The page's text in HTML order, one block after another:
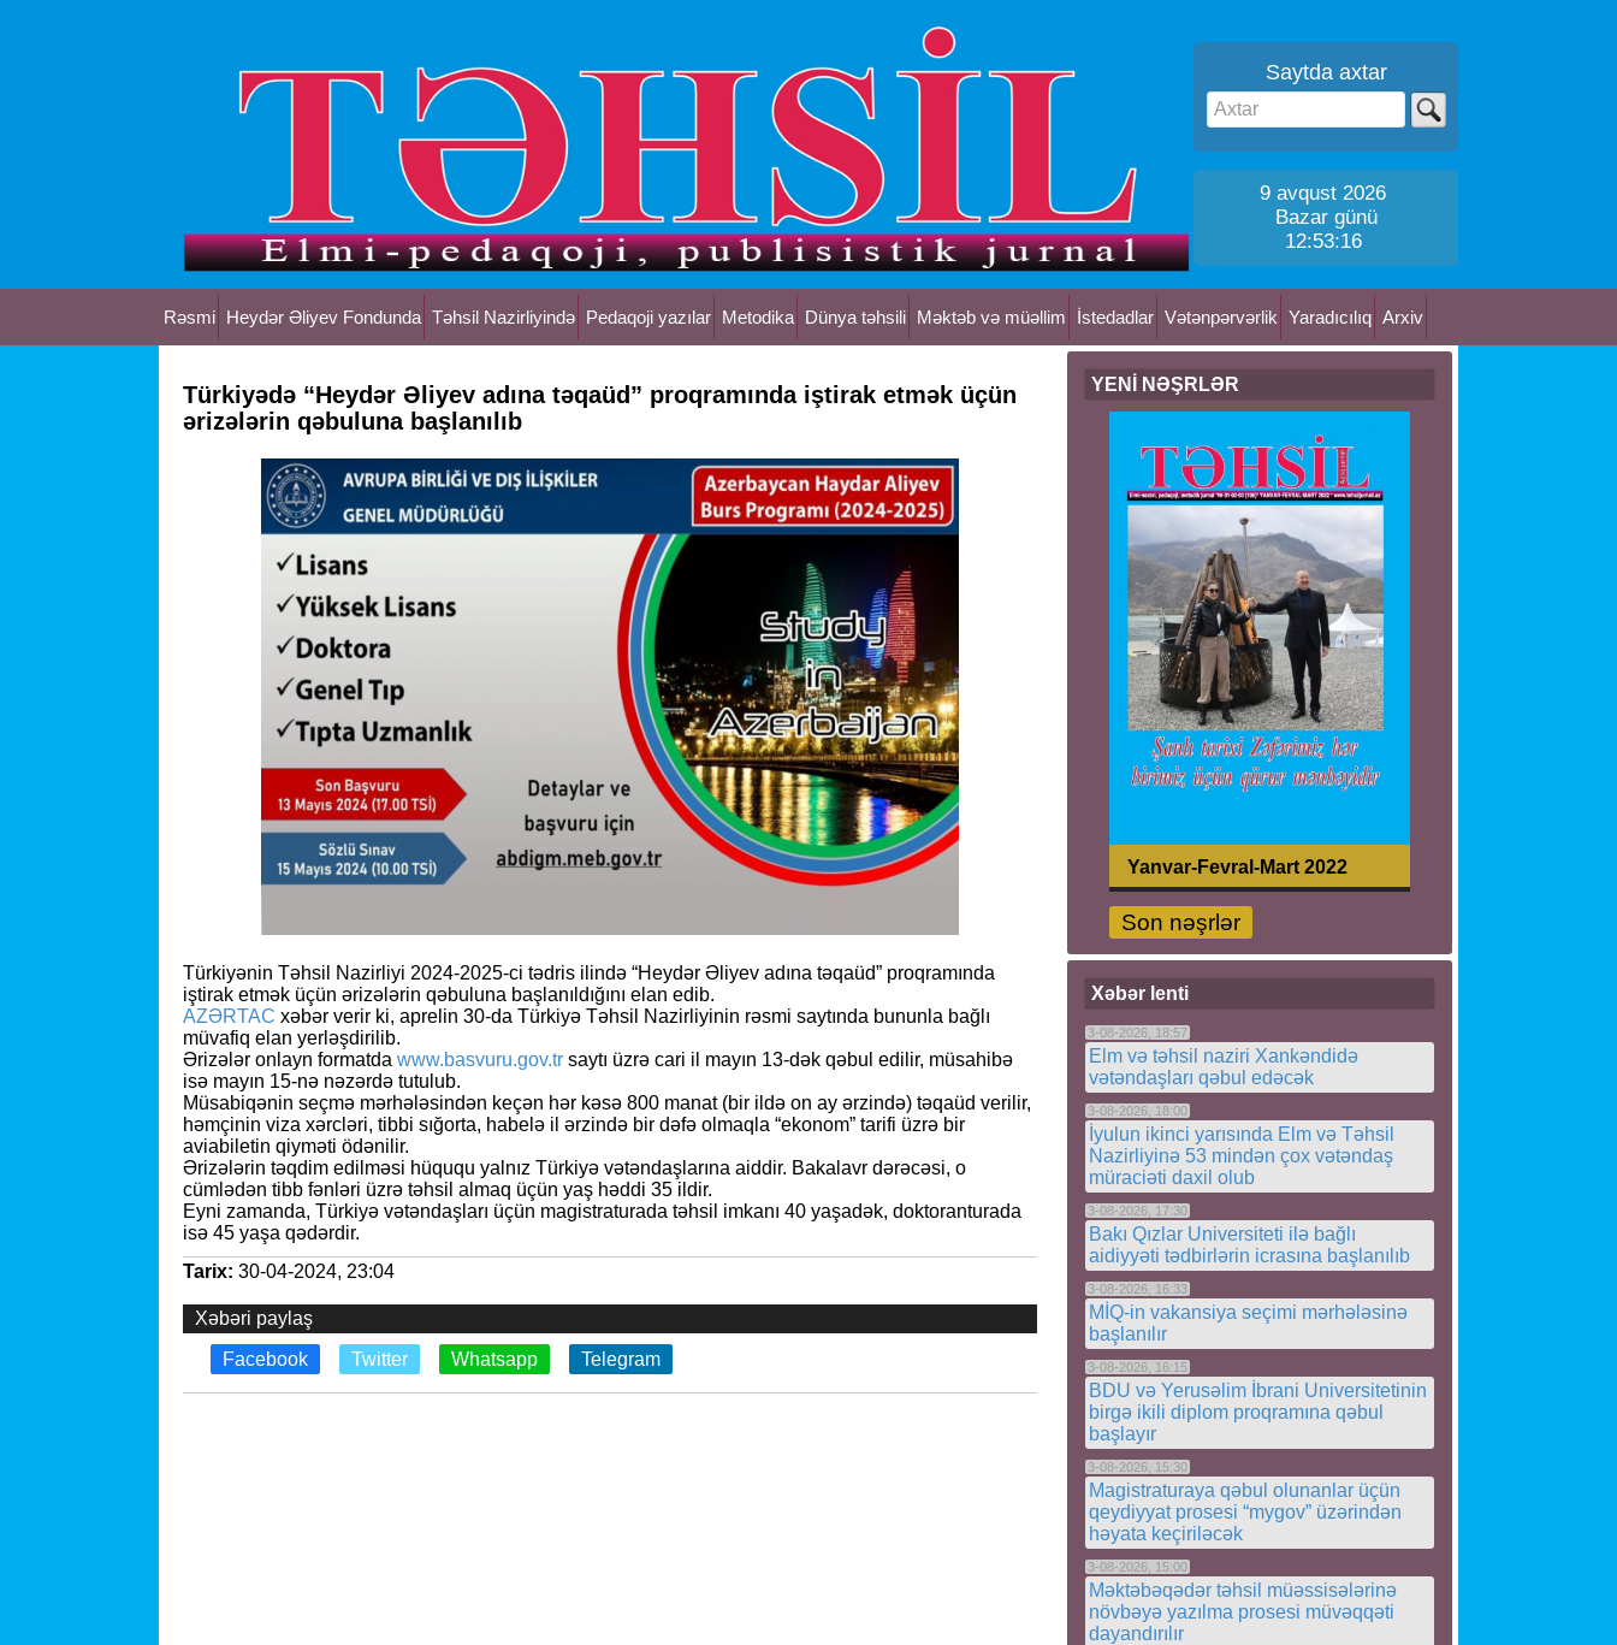
Saytda axtar
9 avqust 2026
Bazar günü
12:53:17
Rəsmi Heydər Əliyev Fondunda Təhsil Nazirliyində Pedaqoji yazılar Metodika Dünya təhsili Məktəb və müəllim İstedadlar Vətənpərvərlik Yaradıcılıq Arxiv
Türkiyədə “Heydər Əliyev adına təqaüd” proqramında iştirak etmək üçün
ərizələrin qəbuluna başlanılıb
Türkiyənin Təhsil Nazirliyi 2024-2025-ci tədris ilində “Heydər Əliyev adına təqaüd” proqramında
iştirak etmək üçün ərizələrin qəbuluna başlanıldığını elan edib.
AZƏRTAC xəbər verir ki, aprelin 30-da Türkiyə Təhsil Nazirliyinin rəsmi saytında bununla bağlı
müvafiq elan yerləşdirilib.
Ərizələr onlayn formatda www.basvuru.gov.tr saytı üzrə cari il mayın 13-dək qəbul edilir, müsahibə
isə mayın 15-nə nəzərdə tutulub.
Müsabiqənin seçmə mərhələsindən keçən hər kəsə 800 manat (bir ildə on ay ərzində) təqaüd verilir,
həmçinin viza xərcləri, tibbi sığorta, habelə il ərzində bir dəfə olmaqla “ekonom” tarifi üzrə bir
aviabiletin qiyməti ödənilir.
Ərizələrin təqdim edilməsi hüququ yalnız Türkiyə vətəndaşlarına aiddir. Bakalavr dərəcəsi, o
cümlədən tibb fənləri üzrə təhsil almaq üçün yaş həddi 35 ildir.
Eyni zamanda, Türkiyə vətəndaşları üçün magistraturada təhsil imkanı 40 yaşadək, doktoranturada
isə 45 yaşa qədərdir.
Tarix: 30-04-2024, 23:04
Xəbəri paylaş
Facebook
Twitter Whatsapp Telegram
YENİ NƏŞRLƏR
Yanvar-Fevral-Mart 2022
Son nəşrlər
Xəbər lenti
3-08-2026, 18:57
Elm və təhsil naziri Xankəndidə
vətəndaşları qəbul edəcək
3-08-2026, 18:00
İyulun ikinci yarısında Elm və Təhsil
Nazirliyinə 53 mindən çox vətəndaş
müraciəti daxil olub
3-08-2026, 17:30
Bakı Qızlar Universiteti ilə bağlı
aidiyyəti tədbirlərin icrasına başlanılıb
3-08-2026, 16:33
MİQ-in vakansiya seçimi mərhələsinə
başlanılır
3-08-2026, 16:15
BDU və Yerusəlim İbrani Universitetinin
birgə ikili diplom proqramına qəbul
başlayır
3-08-2026, 15:30
Magistraturaya qəbul olunanlar üçün
qeydiyyat prosesi “mygov” üzərindən
həyata keçiriləcək
3-08-2026, 15:00
Məktəbəqədər təhsil müəssisələrinə
növbəyə yazılma prosesi müvəqqəti
dayandırılır